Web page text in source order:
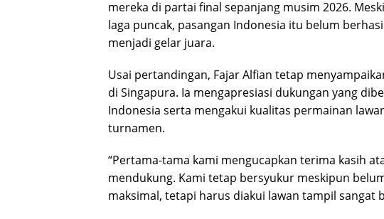
mereka di partai final sepanjang musim 2026.
laga puncak, pasangan Indonesia itu belum
menjadi gelar juara.
Usai pertandingan, Fajar Alfian tetap
di Singapura. Ia mengapresiasi dukungan yang
Indonesia serta mengakui kualitas permainan
turnamen.
“Pertama-tama kami mengucapkan terima kasih
mendukung. Kami tetap bersyukur meskipun
maksimal, tetapi harus diakui lawan tampil sangat